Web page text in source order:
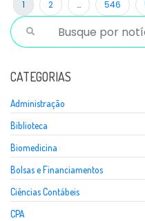
1 2 … 546
CATEGORIAS
Administração
Biblioteca
Biomedicina
Bolsas e Financiamentos
Ciências Contábeis
CPA